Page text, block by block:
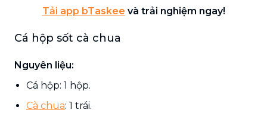
Tải app bTaskee và trải nghiệm ngay!
Cá hộp sốt cà chua
Nguyên liệu:
Cá hộp: 1 hộp.
Cà chua: 1 trái.